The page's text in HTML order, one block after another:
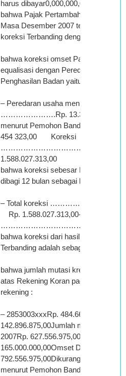
harus dibayar0,000,000,00
bahwa Pajak Pertambahan Nilai
Masa Desember 2007 tersebut
koreksi Terbanding dengan rincian
bahwa koreksi omset Pajak
equalisasi dengan Peredaran Usaha
Penghasilan Badan yaitu :
– Peredaran usaha menurut
………………….Rp.
menurut Pemohon Banding
454 323,00 Koreksi
1.588.027.313,00
bahwa koreksi sebesar
dibagi 12 bulan sebagai koreksi per
– Total koreksi
Rp. 1.588.027.313,00- Koreksi per
………………………………….Rp.
bahwa koreksi dari hasil penelaahan
Terbanding adalah sebagai berikut :
bahwa jumlah mutasi kredit bulan
atas Rekening Koran pada Bank
rekening :
– 2853003xxxRp. 484.660.100,00-
142.896.875,00Jumlah mutasi kredit
2007Rp. 627.556.975,00Omset
165.000.000,00Omset Desember
792.556.975,00Dikurangi omset
menurut Pemohon BandingRp.